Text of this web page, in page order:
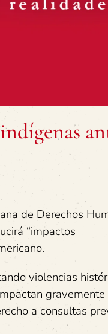
de Derechos
“impactos
violencias
a consultas